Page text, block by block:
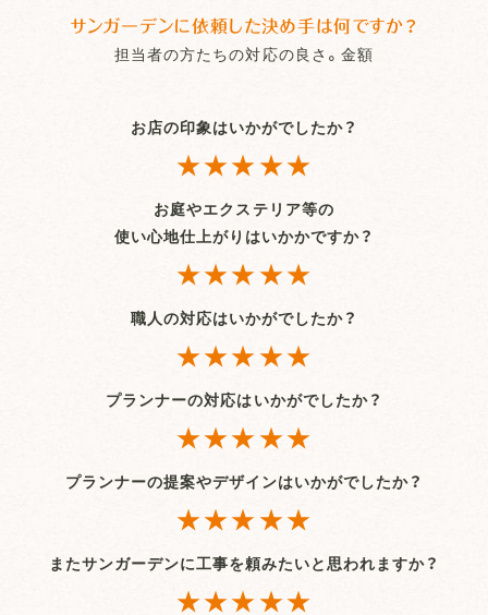
サンガーデンに依頼した決め手は何ですか？
担当者の方たちの対応の良さ。金額
お店の印象はいかがでしたか？
★★★★★
お庭やエクステリア等の
使い心地仕上がりはいかかですか？
★★★★★
職人の対応はいかがでしたか？
★★★★★
プランナーの対応はいかがでしたか？
★★★★★
プランナーの提案やデザインはいかがでしたか？
★★★★★
またサンガーデンに工事を頼みたいと思われますか？
★★★★★